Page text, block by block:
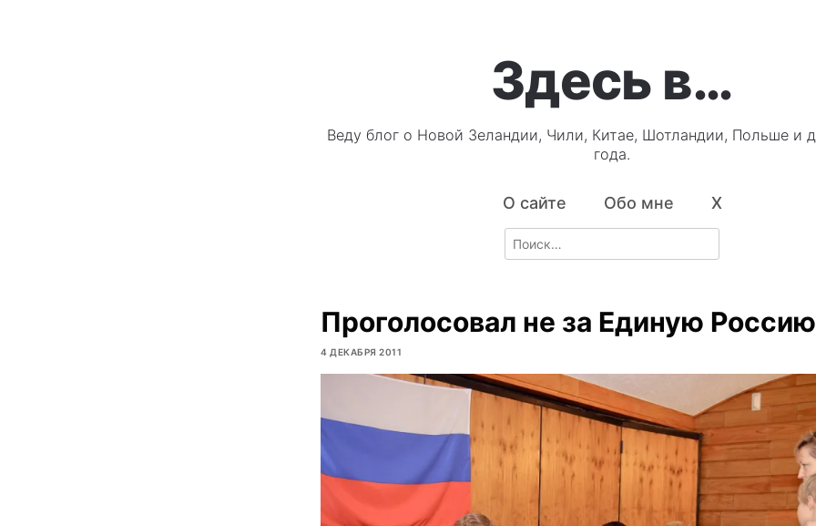
Здесь в…
Веду блог о Новой Зеландии, Чили, Китае, Шотландии, Польше и
года.
О сайте Обо мне X
Search
for:
Проголосовал не за Единую
4 ДЕКАБРЯ 2011